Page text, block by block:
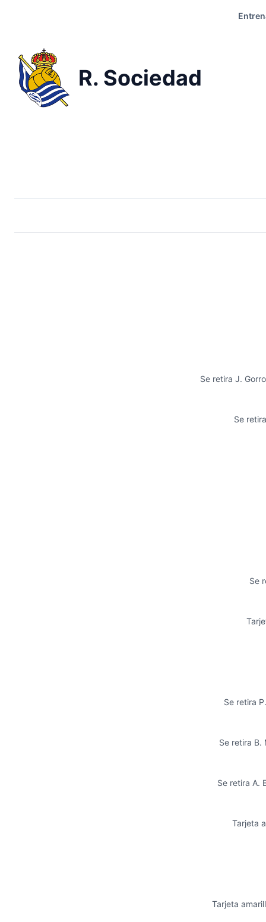
R. Sociedad
Se retira J.
Se
Se
Se retira
Se retira B.
Se retira A.
Tarjeta
Tarjeta